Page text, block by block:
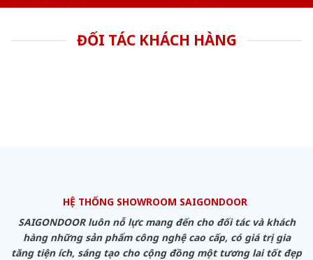
ĐỐI TÁC KHÁCH HÀNG
HỆ THỐNG SHOWROOM SAIGONDOOR
SAIGONDOOR luôn nỗ lực mang đến cho đối tác và khách
hàng những sản phẩm công nghệ cao cấp, có giá trị gia
tăng tiện ích, sáng tạo cho cộng đồng một tương lai tốt đẹp